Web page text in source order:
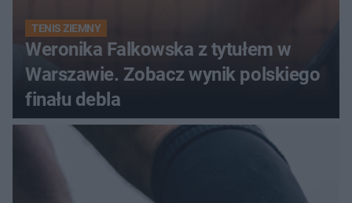
TENIS ZIEMNY
Weronika Falkowska z tytułem w
Warszawie. Zobacz wynik polskiego
finału debla